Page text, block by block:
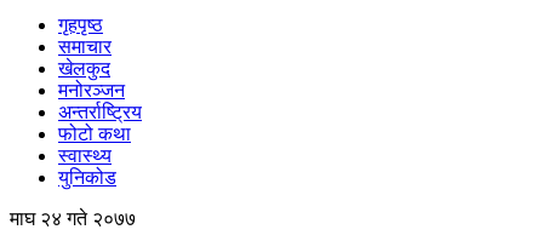
गृहपृष्ठ
समाचार
खेलकुद
मनोरञ्जन
अन्तर्राष्ट्रिय
फोटो कथा
स्वास्थ्य
युनिकोड
माघ २४ गते २०७७